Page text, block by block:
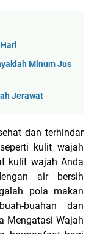
Minum Jus
Jerawat
dan terhindar
kulit wajah
kulit wajah Anda
air bersih
pola makan
buahan dan
Mengatasi Wajah